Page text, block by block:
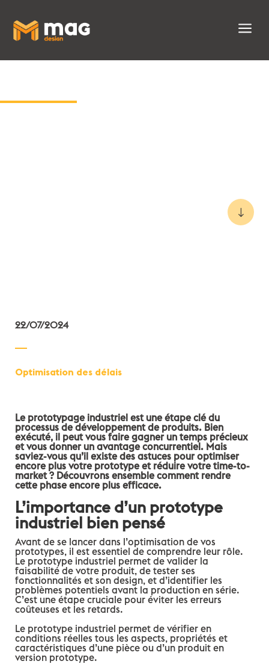
a
"
22/07/2024
Optimisation des délais
Le prototypage industriel est une étape clé du
processus de développement de produits. Bien
exécuté, il peut vous faire gagner un temps précieux
et vous donner un avantage concurrentiel. Mais
saviez-vous qu’il existe des astuces pour optimiser
encore plus votre prototype et réduire votre time-to-
market ? Découvrons ensemble comment rendre
cette phase encore plus efficace.
L’importance d’un prototype
industriel bien pensé
Avant de se lancer dans l’optimisation de vos
prototypes, il est essentiel de comprendre leur rôle.
Le prototype industriel permet de valider la
faisabilité de votre produit, de tester ses
fonctionnalités et son design, et d’identifier les
problèmes potentiels avant la production en série.
C’est une étape cruciale pour éviter les erreurs
coûteuses et les retards.
Le prototype industriel permet de vérifier en
conditions réelles tous les aspects, propriétés et
caractéristiques d’une pièce ou d’un produit en
version prototype.